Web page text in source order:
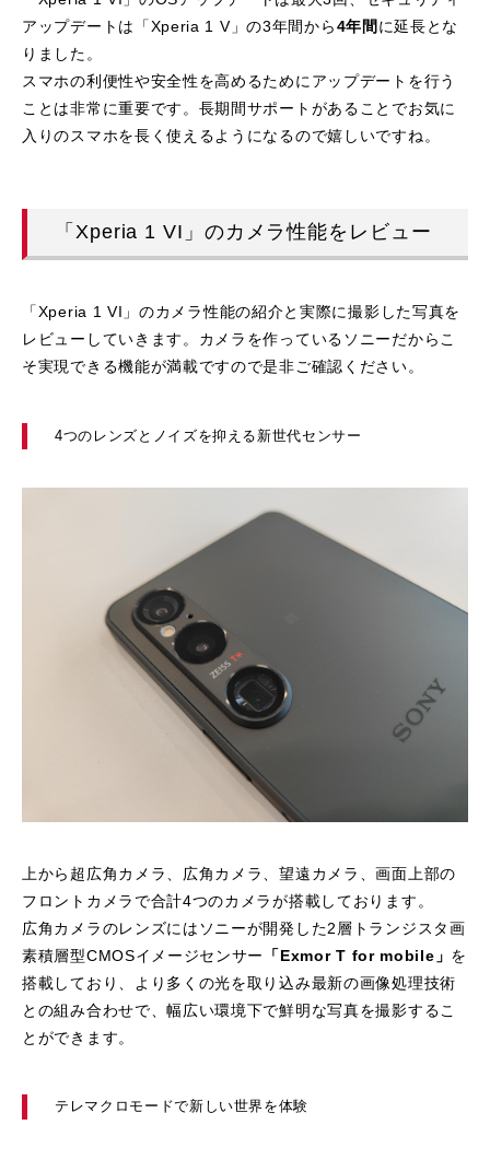
アップデートは「Xperia 1 V」の3年間から4年間 に延長とな
りました。
スマホの利便性や安全性を高めるためにアップデートを行う
ことは非常に重要です。長期間サポートがあることでお気に
入りのスマホを長く使えるようになるので嬉しいですね。
「Xperia 1 VI」のカメラ性能をレビュー
「Xperia 1 VI」のカメラ性能の紹介と実際に撮影した写真を
レビューしていきます。カメラを作っているソニーだからこ
そ実現できる機能が満載ですので是非ご確認ください。
4つのレンズとノイズを抑える新世代センサー
上から超広角カメラ、広角カメラ、望遠カメラ、画面上部の
フロントカメラで合計4つのカメラが搭載しております。
広角カメラのレンズにはソニーが開発した2層トランジスタ画
素積層型CMOSイメージセンサー
「Exmor T for mobile」 を
搭載しており、より多くの光を取り込み最新の画像処理技術
との組み合わせで、幅広い環境下で鮮明な写真を撮影するこ
とができます。
テレマクロモードで新しい世界を体験